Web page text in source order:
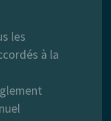
les
à la